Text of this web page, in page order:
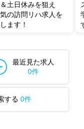
土日休みを狙え
の訪問リハ求人を
ます！
最近見た求人
0件
する 0件